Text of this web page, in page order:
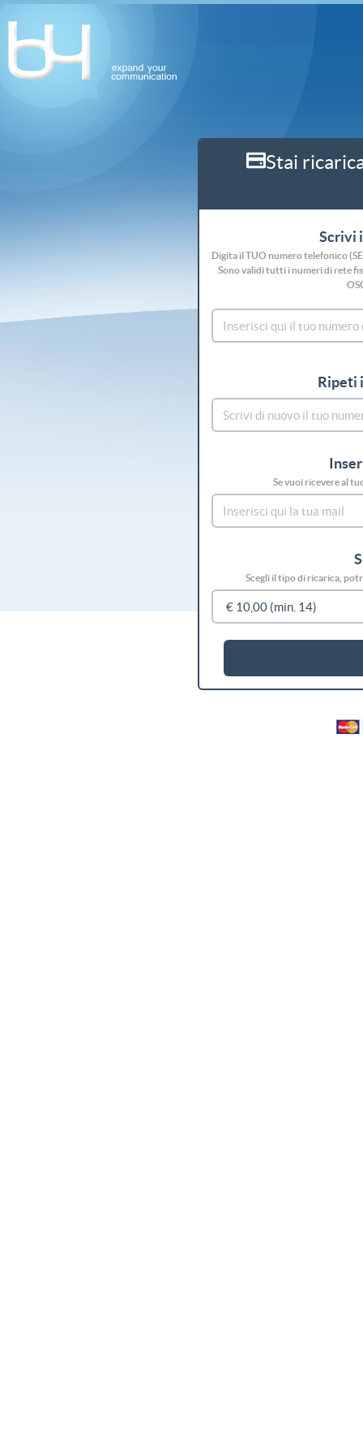
Stai
Scrivi
Digita il TUO numero telefonico
Sono validi tutti i numeri di rete
Ripeti
Se vuoi ricevere al
Scegli il tipo di ricarica,